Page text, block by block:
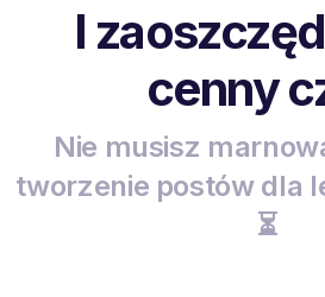
I
cenny
Nie musisz
tworzenie postów dla
⏳